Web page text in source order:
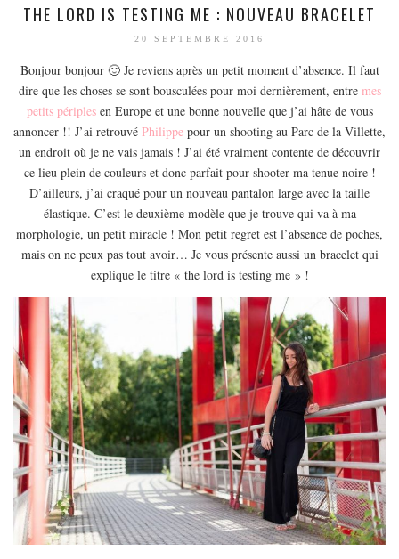
THE LORD IS TESTING ME : NOUVEAU BRACELET
20 SEPTEMBRE 2016
Bonjour bonjour 🙂 Je reviens après un petit moment d’absence. Il faut
dire que les choses se sont bousculées pour moi dernièrement, entre mes
petits périplesen Europe et une bonne nouvelle que j’ai hâte de vous
annoncer !! J’ai retrouvé Philippe pour un shooting au Parc de la Villette,
un endroit où je ne vais jamais ! J’ai été vraiment contente de découvrir
ce lieu plein de couleurs et donc parfait pour shooter ma tenue noire !
D’ailleurs, j’ai craqué pour un nouveau pantalon large avec la taille
élastique. C’est le deuxième modèle que je trouve qui va à ma
morphologie, un petit miracle ! Mon petit regret est l’absence de poches,
mais on ne peux pas tout avoir… Je vous présente aussi un bracelet qui
explique le titre « the lord is testing me » !